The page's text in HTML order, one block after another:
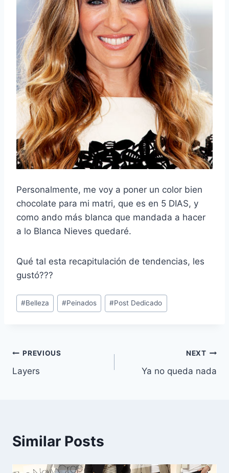
Personalmente, me voy a poner un color bien
chocolate para mi matri, que es en 5 DIAS, y
como ando más blanca que mandada a hacer
a lo Blanca Nieves quedaré.
Qué tal esta recapitulación de tendencias, les
gustó???
Post
Tags:
#Belleza #Peinados #Post Dedicado
Navegación
de
PREVIOUS
Layers
NEXT
Ya no queda nada
Similar Posts